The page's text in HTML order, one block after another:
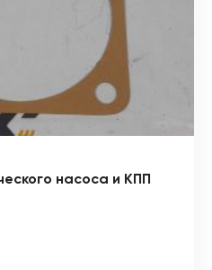
насоса и КПП